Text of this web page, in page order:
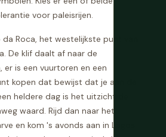
voor paleisrijen.
Roca, het westelijkste punt van
De klif daalt af naar de
er is een vuurtoren en een
kopen dat bewijst dat je aan de
heldere dag is het uitzicht de
waard. Rijd dan naar het
en kom 's avonds aan in Lagos.